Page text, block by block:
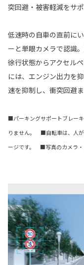
突回避・被害軽減をサポ
低速時の自車の直前に
ーと単眼カメラで認識
徐行状態からアクセル
には、エンジン出力を
速を抑制し、衝突回避
■パーキングサポートブレー
りません。 ■自転車は、人
ージです。 ■写真のカメラ・